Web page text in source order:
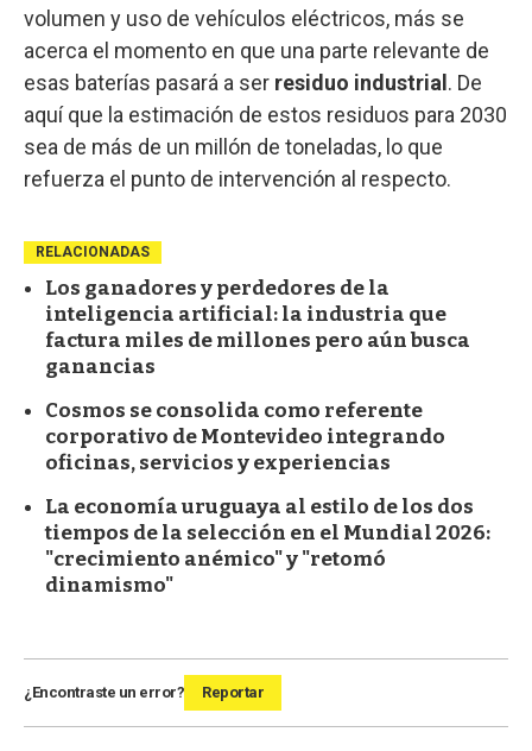
volumen y uso de vehículos eléctricos, más se
acerca el momento en que una parte relevante de
esas baterías pasará a ser residuo industrial. De
aquí que la estimación de estos residuos para 2030
sea de más de un millón de toneladas, lo que
refuerza el punto de intervención al respecto.
RELACIONADAS
Los ganadores y perdedores de la
inteligencia artificial: la industria que
factura miles de millones pero aún busca
ganancias
Cosmos se consolida como referente
corporativo de Montevideo integrando
oficinas, servicios y experiencias
La economía uruguaya al estilo de los dos
tiempos de la selección en el Mundial 2026:
"crecimiento anémico" y "retomó
dinamismo"
¿Encontraste un error? Reportar